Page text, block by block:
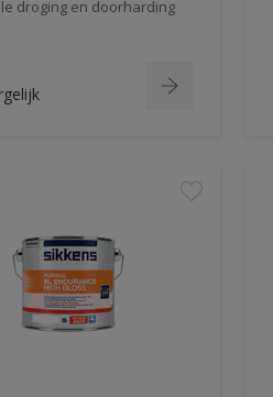
droging en doorharding